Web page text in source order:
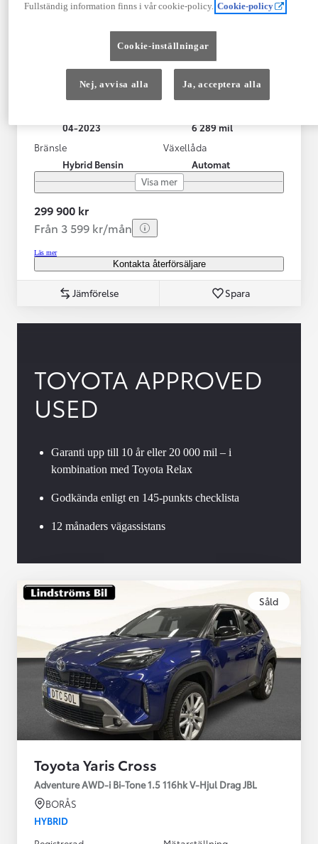
Toyota Yaris Cross
Toyota Yaris Cross 1,5 Hybrid Adventure Drag V-Hjul
KRYLBO
04-2023
6 289 mil
Bränsle
Hybrid Bensin
Växellåda
Automat
Visa mer
299 900 kr
Från 3 599 kr/mån
Läs mer
Kontakta återförsäljare
Jämförelse Spara
TOYOTA APPROVED
USED
Garanti upp till 10 år eller 20 000 mil – i
kombination med Toyota Relax
Godkända enligt en 145-punkts checklista
12 månaders vägassistans
Såld
Toyota Yaris Cross
Adventure AWD-i Bi-Tone 1.5 116hk V-Hjul Drag JBL
BORÅS
HYBRID
Fullständig information finns i vår cookie-policy. Cookie-policy
Cookie-inställningar
Nej, avvisa alla Ja, acceptera alla